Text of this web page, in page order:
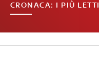
CRONACA: I PIÙ LETTI